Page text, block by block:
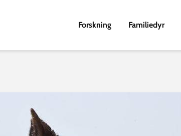
Forskning Familiedyr